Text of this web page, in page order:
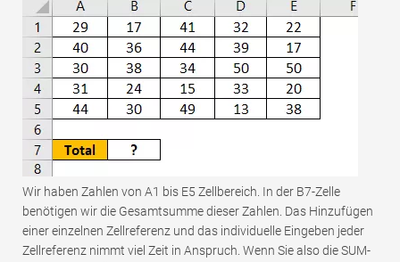
Wir haben Zahlen von A1 bis E5 Zellbereich. In der B7-Zelle
benötigen wir die Gesamtsumme dieser Zahlen. Das Hinzufügen
einer einzelnen Zellreferenz und das individuelle Eingeben jeder
Zellreferenz nimmt viel Zeit in Anspruch. Wenn Sie also die SUM-